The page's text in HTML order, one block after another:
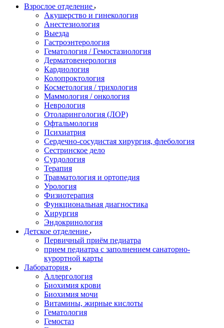
Взрослое отделение
Акушерство и гинекология
Анестезиология
Выезда
Гастроэнтерология
Гематология / Гемостазиология
Дерматовенерология
Кардиология
Колопроктология
Косметология / трихология
Маммология / онкология
Неврология
Отоларингология (ЛОР)
Офтальмология
Психиатрия
Сердечно-сосудистая хирургия, флебология
Сестринское дело
Сурдология
Терапия
Травматология и ортопедия
Урология
Физиотерапия
Функциональная диагностика
Хирургия
Эндокринология
Детское отделение
Первичный приём педиатра
прием педиатра с заполнением санаторно-
курортной карты
Лаборатория
Аллергология
Биохимия крови
Биохимия мочи
Витамины, жирные кислоты
Гематология
Гемостаз